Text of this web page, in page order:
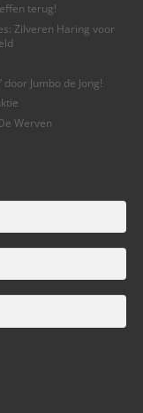
terug!
Zilveren Haring voor
Jumbo de Jong!
Werven